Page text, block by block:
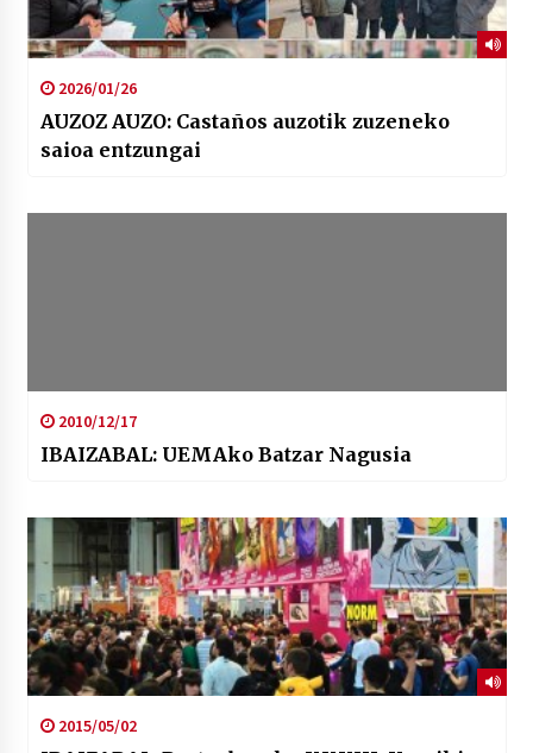
2026/01/26
AUZOZ AUZO: Castaños auzotik zuzeneko
saioa entzungai
2010/12/17
IBAIZABAL: UEMAko Batzar Nagusia
2015/05/02